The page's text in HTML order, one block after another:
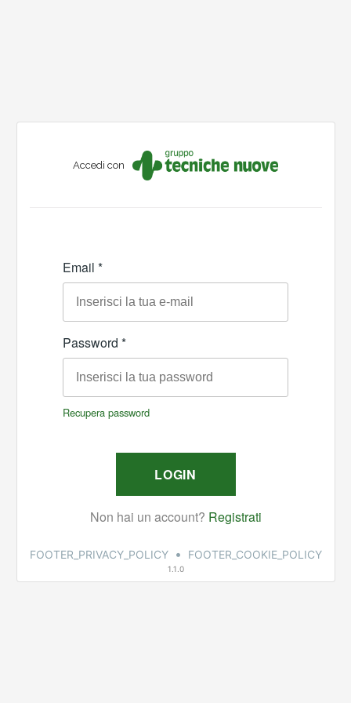
Accedi con
FOOTER_PRIVACY_POLICY • FOOTER_COOKIE_POLICY
1.1.0